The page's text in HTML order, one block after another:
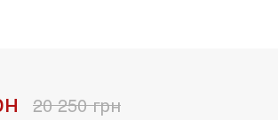
20 250 грн